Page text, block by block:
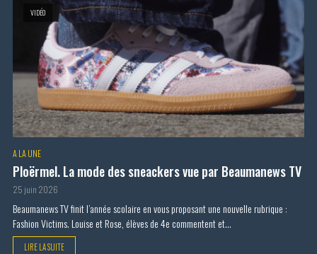
VIDÉO
A LA UNE
Ploërmel. La mode des sneackers vue par Beaumanews TV
25 juin 2026
Beaumanews TV finit l’année scolaire en vous proposant une nouvelle rubrique :
Fashion Victims. Louise et Rose, élèves de 4e commentent et...
LIRE LA SUITE